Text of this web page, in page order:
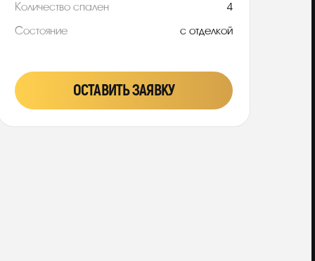
Количество спален
4
Состояние
с отделкой
ОСТАВИТЬ ЗАЯВКУ